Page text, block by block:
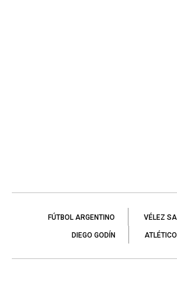
FÚTBOL ARGENTINO VÉLEZ
DIEGO GODÍN